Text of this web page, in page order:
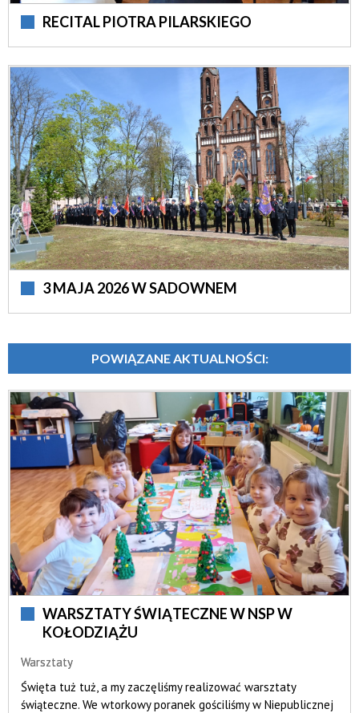
RECITAL PIOTRA PILARSKIEGO
3 MAJA 2026 W SADOWNEM
POWIĄZANE AKTUALNOŚCI:
WARSZTATY ŚWIĄTECZNE W NSP W
KOŁODZIĄŻU
Warsztaty
Święta tuż tuż, a my zaczęliśmy realizować warsztaty
świąteczne. We wtorkowy poranek gościliśmy w Niepublicznej